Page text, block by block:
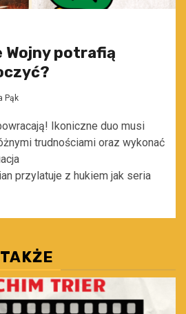
Wojny potrafią
Pąk
Ikoniczne duo musi
trudnościami oraz wykonać
przylatuje z hukiem jak seria